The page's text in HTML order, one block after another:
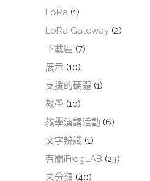
LoRa (1)
LoRa Gateway (2)
下載區 (7)
展示 (10)
支援的硬體 (1)
教學 (10)
教學演講活動 (6)
文字辨識 (1)
有關iFrogLAB (23)
未分類 (40)